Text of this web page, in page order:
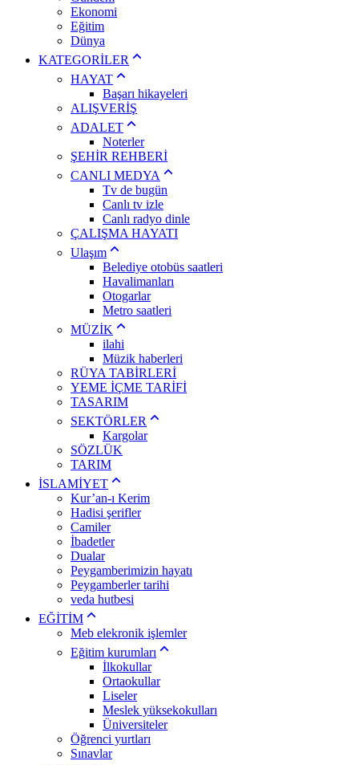
Ekonomi
Eğitim
Dünya
KATEGORİLER
HAYAT
Başarı hikayeleri
ALIŞVERİŞ
ADALET
Noterler
ŞEHİR REHBERİ
CANLI MEDYA
Tv de bugün
Canlı tv izle
Canlı radyo dinle
ÇALIŞMA HAYATI
Ulaşım
Belediye otobüs saatleri
Havalimanları
Otogarlar
Metro saatleri
MÜZİK
ilahi
Müzik haberleri
RÜYA TABİRLERİ
YEME İÇME TARİFİ
TASARIM
SEKTÖRLER
Kargolar
SÖZLÜK
TARIM
İSLAMİYET
Kur’an-ı Kerim
Hadisi şerifler
Camiler
İbadetler
Dualar
Peygamberimizin hayatı
Peygamberler tarihi
veda hutbesi
EĞİTİM
Meb elekronik işlemler
Eğitim kurumları
İlkokullar
Ortaokullar
Liseler
Meslek yüksekokulları
Üniversiteler
Öğrenci yurtları
Sınavlar